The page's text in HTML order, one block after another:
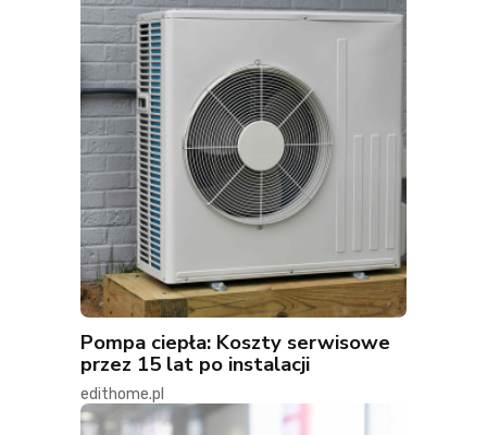
Pompa ciepła: Koszty serwisowe
przez 15 lat po instalacji
edithome.pl